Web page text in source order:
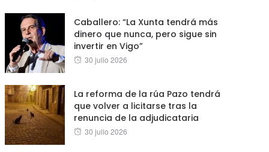
Caballero: “La Xunta tendrá más
dinero que nunca, pero sigue sin
invertir en Vigo”
Posted
30 julio 2026
La reforma de la rúa Pazo tendrá
que volver a licitarse tras la
renuncia de la adjudicataria
Posted
30 julio 2026